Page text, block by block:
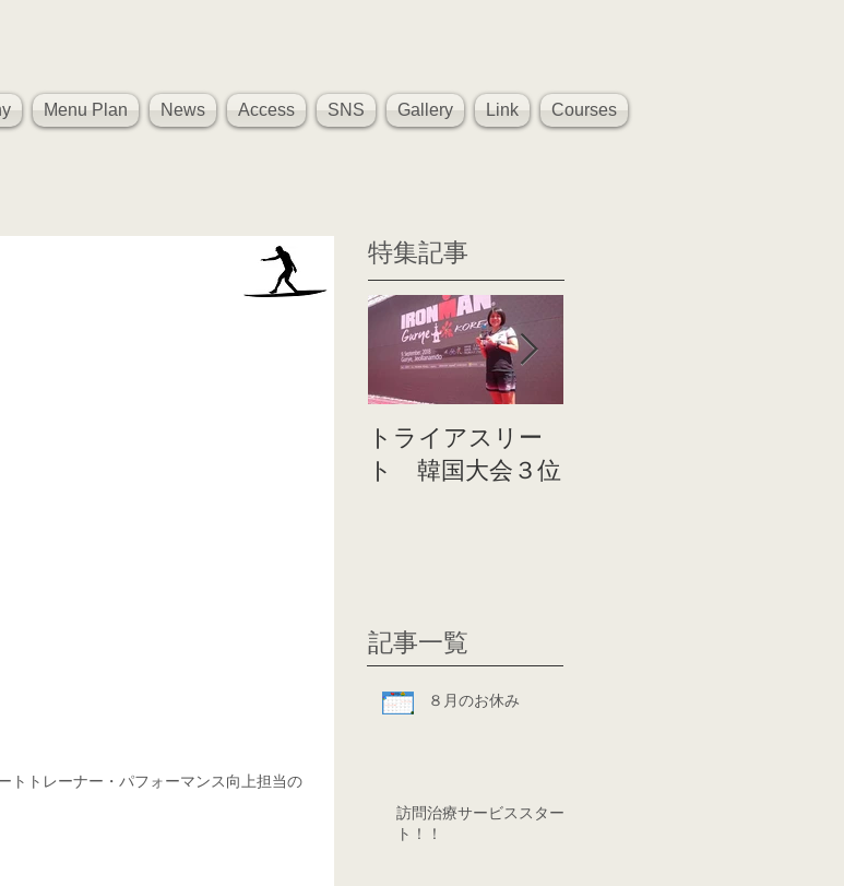
Menu Plan News Access SNS Gallery Link Courses
トトレーナー・パフォーマンス向上担当の
特集記事
トライアスリー
ト 韓国大会３位
記事一覧
８月のお休み
訪問治療サービススター
ト！！